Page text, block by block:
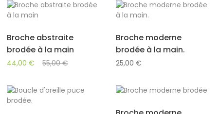
Broche abstraite
brodée à la main
44,00 € 55,00€
Broche moderne
brodée à la main.
25,00 €